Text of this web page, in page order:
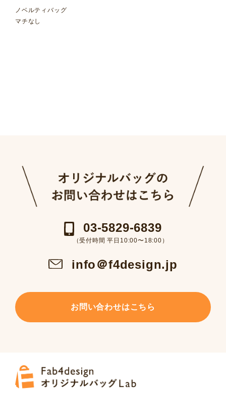
ノベルティバッグ
マチなし
03-5829-6839
（受付時間 平日10:00〜18:00）
info＠f4design.jp
お問い合わせはこちら